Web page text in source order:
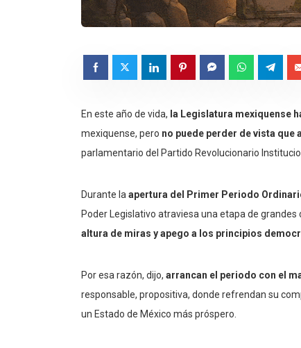
En este año de vida, la Legislatura mexiquense
mexiquense, pero no puede perder de vista
parlamentario del Partido Revolucionario
Durante la apertura del Primer Periodo
Poder Legislativo atraviesa una etapa de grandes
altura de miras y apego a los principios
Por esa razón, dijo, arrancan el periodo con el
responsable, propositiva, donde refrendan su
un Estado de México más próspero.